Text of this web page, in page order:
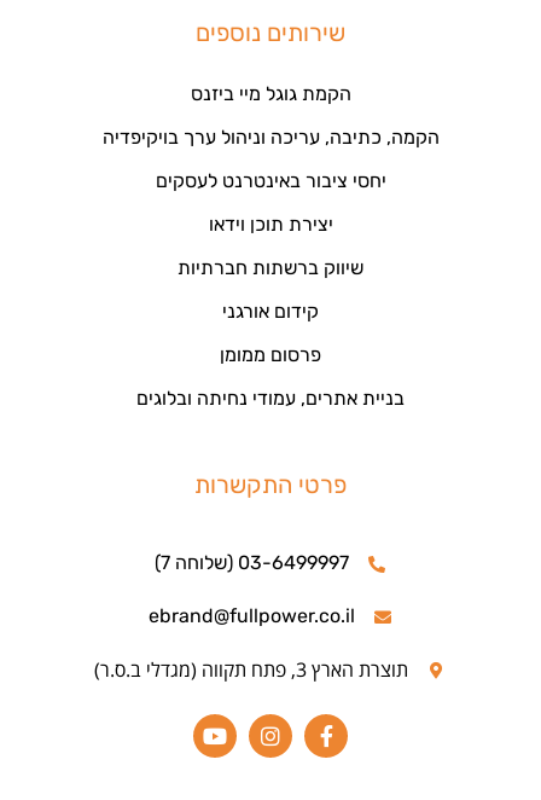
שירותים נוספים
הקמת גוגל מיי ביזנס
הקמה, כתיבה, עריכה וניהול ערך בויקיפדיה
יחסי ציבור באינטרנט לעסקים
יצירת תוכן וידאו
שיווק ברשתות חברתיות
קידום אורגני
פרסום ממומן
בניית אתרים, עמודי נחיתה ובלוגים
פרטי התקשרות
03-6499997 (שלוחה 7)
ebrand@fullpower.co.il
תוצרת הארץ 3, פתח תקווה (מגדלי ב.ס.ר)